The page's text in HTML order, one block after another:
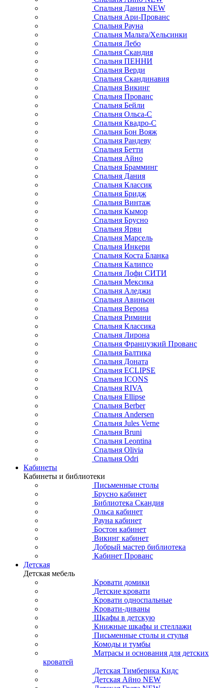
Спальня Дания NEW
Спальня Ари-Прованс
Спальня Рауна
Спальня Мальта/Хельсинки
Спальня Лебо
Спальня Скандия
Спальня ПЕННИ
Спальня Верди
Спальня Скандинавия
Спальня Викинг
Спальня Прованс
Спальня Бейли
Спальня Ольса-С
Спальня Квадро-С
Спальня Бон Вояж
Спальня Рандеву
Спальня Бетти
Спальня Айно
Спальня Брамминг
Спальня Дания
Спальня Классик
Спальня Бридж
Спальня Винтаж
Спальня Кымор
Спальня Брусно
Спальня Ярви
Спальня Марсель
Спальня Инкери
Спальня Коста Бланка
Спальня Калипсо
Спальня Лофи СИТИ
Спальня Мексика
Спальня Аледжи
Спальня Авиньон
Спальня Верона
Спальня Римини
Спальня Классика
Спальня Лирона
Спальня Французкий Прованс
Спальня Балтика
Спальня Доната
Спальня ECLIPSE
Спальня ICONS
Спальня RIVA
Спальня Ellipse
Спальня Berber
Спальня Andersen
Спальня Jules Verne
Спальня Bruni
Спальня Leontina
Спальня Olivia
Спальня Odri
Кабинеты
Кабинеты и библиотеки
Письменные столы
Брусно кабинет
Библиотека Скандия
Ольса кабинет
Рауна кабинет
Бостон кабинет
Викинг кабинет
Добрый мастер библиотека
Кабинет Прованс
Детская
Детская мебель
Кровати домики
Детские кровати
Кровати односпальные
Кровати-диваны
Шкафы в детскую
Книжные шкафы и стеллажи
Письменные столы и стулья
Комоды и тумбы
Матрасы и основания для детских
кроватей
Детская Тимберика Кидс
Детская Айно NEW